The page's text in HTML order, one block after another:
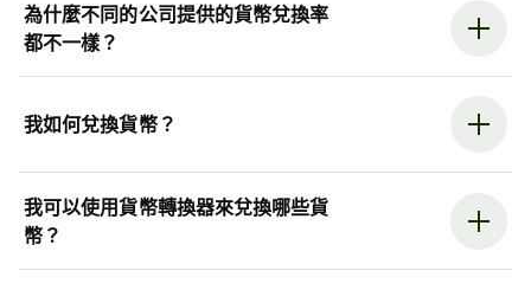
為什麼不同的公司提供的貨幣兌換率
都不一樣？
我如何兌換貨幣？
我可以使用貨幣轉換器來兌換哪些貨
幣？